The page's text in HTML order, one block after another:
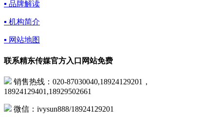
▪ 品牌解读
▪ 机构简介
▪ 网站地图
联系精东传媒官方入口网站免费
销售热线：020-87030040,18924129201，
18924129401,18929502661
微信：ivysun888/18924129201